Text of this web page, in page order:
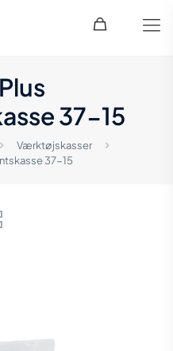
37-15
Værktøjskasser
37-15